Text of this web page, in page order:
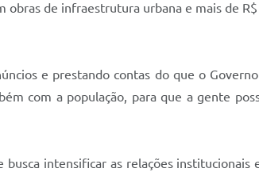
de infraestrutura urbana e mais de
e prestando contas do que o
com a população, para que a gente
intensificar as relações